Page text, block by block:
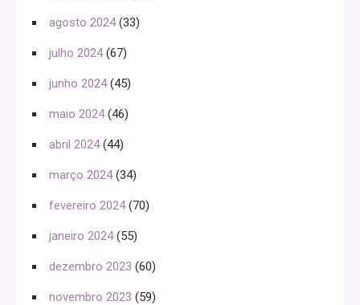
agosto 2024(33)
julho 2024(67)
junho 2024(45)
maio 2024(46)
abril 2024(44)
março 2024(34)
fevereiro 2024(70)
janeiro 2024(55)
dezembro 2023 (60)
novembro 2023 (59)